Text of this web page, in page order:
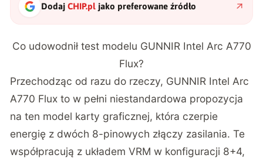
DodajCHIP.pl jako preferowane źródło
Co udowodnił test modelu GUNNIR Intel Arc A770
Flux?
Przechodząc od razu do rzeczy, GUNNIR Intel Arc
A770 Flux to w pełni niestandardowa propozycja
na ten model karty graficznej, która czerpie
energię z dwóch 8-pinowych złączy zasilania. Te
współpracują z układem VRM w konfiguracji 8+4,